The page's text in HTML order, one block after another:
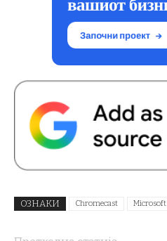
ОЗНАКИ Chromecast Microsoft